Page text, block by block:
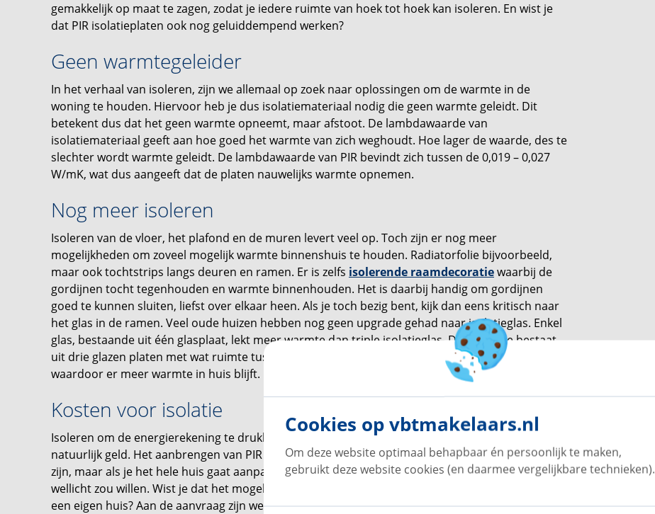
gemakkelijk op maat te zagen, zodat je iedere ruimte van hoek tot hoek kan isoleren. En wist je
dat PIR isolatieplaten ook nog geluiddempend werken?
Geen warmtegeleider
In het verhaal van isoleren, zijn we allemaal op zoek naar oplossingen om de warmte in de
woning te houden. Hiervoor heb je dus isolatiemateriaal nodig die geen warmte geleidt. Dit
betekent dus dat het geen warmte opneemt, maar afstoot. De lambdawaarde van
isolatiemateriaal geeft aan hoe goed het warmte van zich weghoudt. Hoe lager de waarde, des te
slechter wordt warmte geleidt. De lambdawaarde van PIR bevindt zich tussen de 0,019 – 0,027
W/mK, wat dus aangeeft dat de platen nauwelijks warmte opnemen.
Nog meer isoleren
Isoleren van de vloer, het plafond en de muren levert veel op. Toch zijn er nog meer
mogelijkheden om zoveel mogelijk warmte binnenshuis te houden. Radiatorfolie bijvoorbeeld,
maar ook tochtstrips langs deuren en ramen. Er is zelfs isolerende raamdecoratiewaarbij de
gordijnen tocht tegenhouden en warmte binnenhouden. Het is daarbij handig om gordijnen
goed te kunnen sluiten, liefst over elkaar heen. Als je toch bezig bent, kijk dan eens kritisch naar
het glas in de ramen. Veel oude huizen hebben nog geen upgrade gehad naar isolatieglas. Enkel
glas, bestaande uit één glasplaat, lekt meer warmte dan triple isolatieglas. Deze laatste bestaat
uit drie glazen platen met wat ruimte tussen de glasplaten. Deze ruimtes houden warmte vast,
waardoor er meer warmte in huis blijft.
Kosten voor isolatie
Isoleren om de energierekening te drukken en de warmteopbrengst in huis te verhogen, kost
natuurlijk geld. Het aanbrengen van PIR isolatieplaten in huis mag dan een voordelige manier
zijn, maar als je het hele huis gaat aanpakken kan het kostenplaatje toch groter worden dan je
wellicht zou willen. Wist je dat het mogelijk is om
een eigen huis? Aan de aanvraag zijn wel verschillende criteria verbonden. Zo kom je alleen in
Cookies op vbtmakelaars.nl
Om deze website optimaal behapbaar én persoonlijk te maken,
gebruikt deze website cookies (en daarmee vergelijkbare technieken).